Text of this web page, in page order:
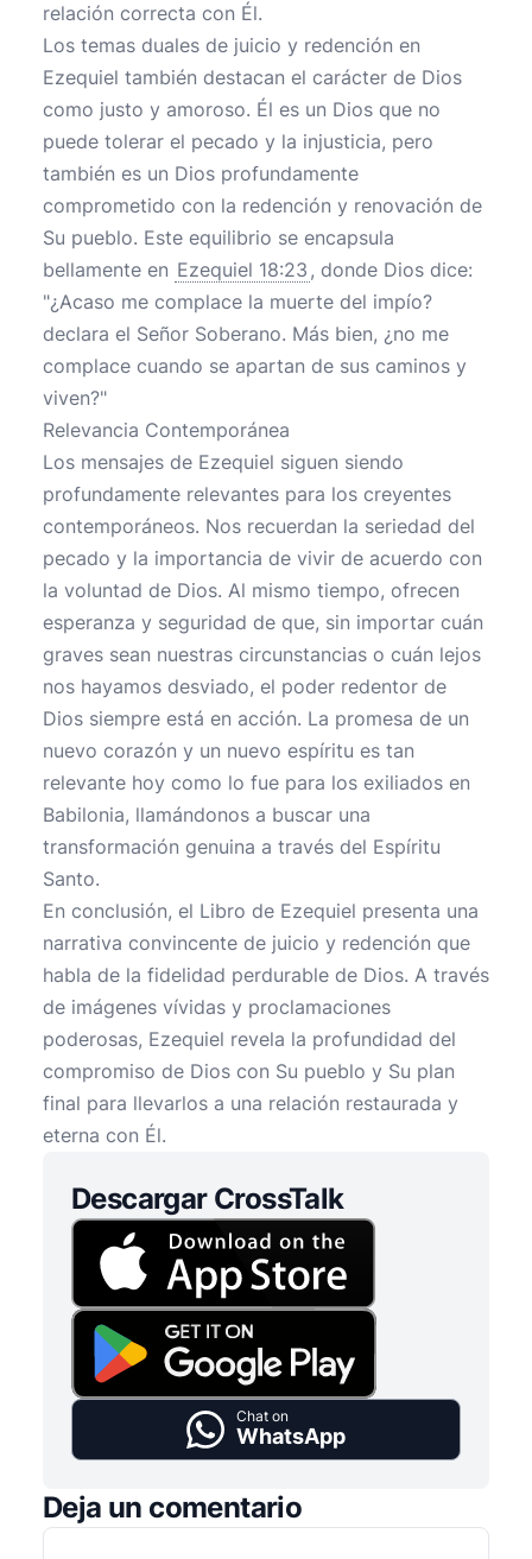
relación correcta con Él.
Los temas duales de juicio y redención en
Ezequiel también destacan el carácter de Dios
como justo y amoroso. Él es un Dios que no
puede tolerar el pecado y la injusticia, pero
también es un Dios profundamente
comprometido con la redención y renovación de
Su pueblo. Este equilibrio se encapsula
bellamente en Ezequiel 18:23 , donde Dios dice:
"¿Acaso me complace la muerte del impío?
declara el Señor Soberano. Más bien, ¿no me
complace cuando se apartan de sus caminos y
viven?"
Relevancia Contemporánea
Los mensajes de Ezequiel siguen siendo
profundamente relevantes para los creyentes
contemporáneos. Nos recuerdan la seriedad del
pecado y la importancia de vivir de acuerdo con
la voluntad de Dios. Al mismo tiempo, ofrecen
esperanza y seguridad de que, sin importar cuán
graves sean nuestras circunstancias o cuán lejos
nos hayamos desviado, el poder redentor de
Dios siempre está en acción. La promesa de un
nuevo corazón y un nuevo espíritu es tan
relevante hoy como lo fue para los exiliados en
Babilonia, llamándonos a buscar una
transformación genuina a través del Espíritu
Santo.
En conclusión, el Libro de Ezequiel presenta una
narrativa convincente de juicio y redención que
habla de la fidelidad perdurable de Dios. A través
de imágenes vívidas y proclamaciones
poderosas, Ezequiel revela la profundidad del
compromiso de Dios con Su pueblo y Su plan
final para llevarlos a una relación restaurada y
eterna con Él.
Descargar CrossTalk
Chat on
WhatsApp
Deja un comentario